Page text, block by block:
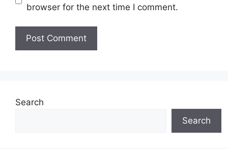
browser for the next time I comment.
Search
Search